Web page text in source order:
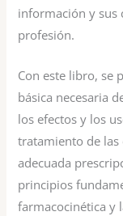
información y sus
profesión.
Con este libro, se
básica necesaria
los efectos y los
tratamiento de las
adecuada
principios
farmacocinética y